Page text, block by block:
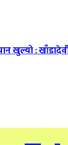
खुल्यो :